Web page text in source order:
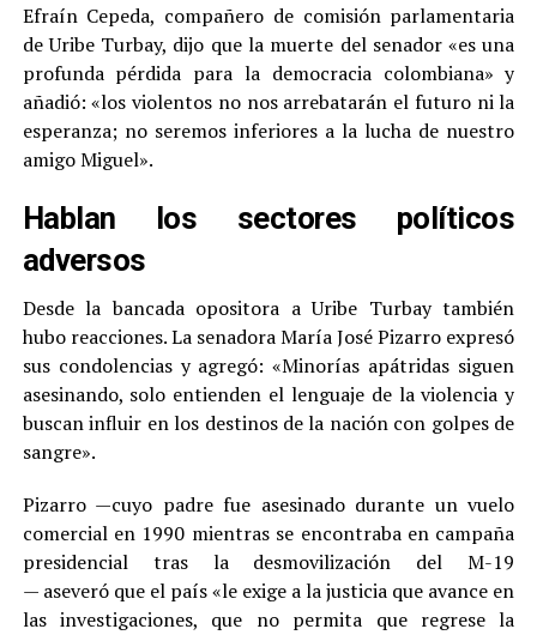
Efraín Cepeda, compañero de comisión parlamentaria
de Uribe Turbay, dijo que la muerte del senador «es una
profunda pérdida para la democracia colombiana» y
añadió: «los violentos no nos arrebatarán el futuro ni la
esperanza; no seremos inferiores a la lucha de nuestro
amigo Miguel».
Hablan los sectores políticos
adversos
Desde la bancada opositora a Uribe Turbay también
hubo reacciones. La senadora María José Pizarro expresó
sus condolencias y agregó: «Minorías apátridas siguen
asesinando, solo entienden el lenguaje de la violencia y
buscan influir en los destinos de la nación con golpes de
sangre».
Pizarro —cuyo padre fue asesinado durante un vuelo
comercial en 1990 mientras se encontraba en campaña
presidencial tras la desmovilización del M-19
— aseveró que el país «le exige a la justicia que avance en
las investigaciones, que no permita que regrese la